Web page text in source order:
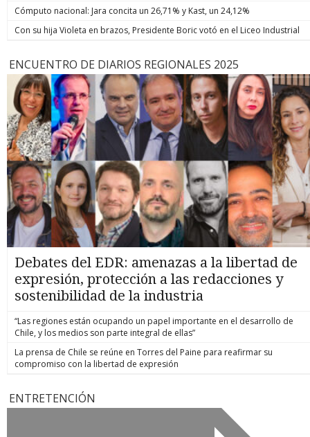
Cómputo nacional: Jara concita un 26,71% y Kast, un 24,12%
Con su hija Violeta en brazos, Presidente Boric votó en el Liceo Industrial
ENCUENTRO DE DIARIOS REGIONALES 2025
Debates del EDR: amenazas a la libertad de
expresión, protección a las redacciones y
sostenibilidad de la industria
“Las regiones están ocupando un papel importante en el desarrollo de
Chile, y los medios son parte integral de ellas”
La prensa de Chile se reúne en Torres del Paine para reafirmar su
compromiso con la libertad de expresión
ENTRETENCIÓN